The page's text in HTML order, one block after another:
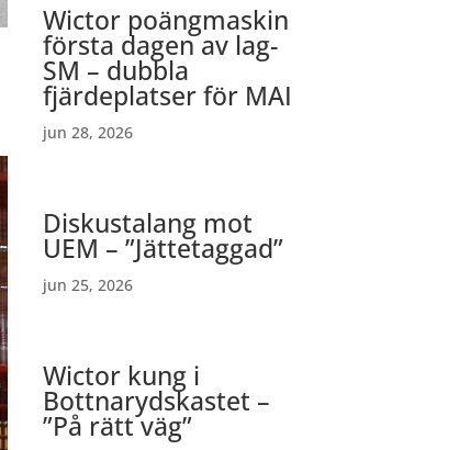
Wictor poängmaskin
första dagen av lag-
SM – dubbla
fjärdeplatser för MAI
jun 28, 2026
Diskustalang mot
UEM – ”Jättetaggad”
jun 25, 2026
Wictor kung i
Bottnarydskastet –
”På rätt väg”